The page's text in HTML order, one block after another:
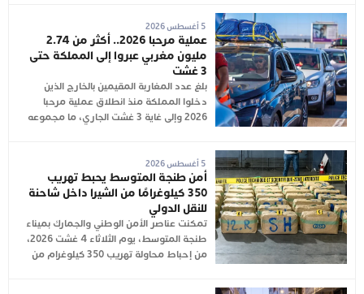
5 أغسطس 2026
عملية مرحبا 2026.. أكثر من 2.74
مليون مغربي عبروا إلى المملكة حتى
3 غشت
بلغ عدد المغاربة المقيمين بالخارج الذين
دخلوا المملكة منذ انطلاق عملية مرحبا
2026 وإلى غاية 3 غشت الجاري، ما مجموعه
5 أغسطس 2026
أمن طنجة المتوسط يحبط تهريب
350 كيلوغرامًا من الشيرا داخل شاحنة
للنقل الدولي
تمكنت عناصر الأمن الوطني والجمارك بميناء
طنجة المتوسط، يوم الثلاثاء 4 غشت 2026،
من إحباط محاولة تهريب 350 كيلوغرام من